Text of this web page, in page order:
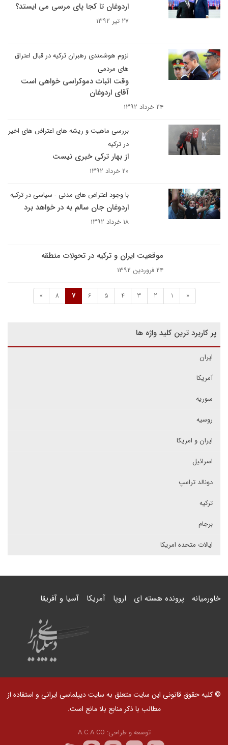
اردوغان تا کجا پای مرسی می ایستد؟
۲۷ تیر ۱۳۹۲
لزوم هوشمندی رهبران ترکیه در قبال اعتراق
های مردمی
وقت اثبات دموکراسی خواهی است
آقای اردوغان
۲۴ خرداد ۱۳۹۲
بررسی ماهیت و ریشه های اعتراض های اخیر
در ترکیه
از بهار ترکی خبری نیست
۲۰ خرداد ۱۳۹۲
با وجود اعتراض های مدنی - سیاسی در ترکیه
اردوغان جان سالم به در خواهد برد
۱۸ خرداد ۱۳۹۲
موقعیت ایران و ترکیه در تحولات منطقه
۲۴ فروردین ۱۳۹۲
«
1
2
3
4
5
6
7
8
»
پر کاربرد ترین کلید واژه ها
ایران
آمریکا
سوریه
روسیه
ایران و امریکا
اسرائیل
دونالد ترامپ
ترکیه
برجام
ایالات متحده امریکا
خاورمیانه پرونده هسته ای اروپا آمریکا آسیا و آفریقا
© کلیه حقوق قانونی این سایت متعلق به سایت دیپلماسی ایرانی و استفاده از
مطالب با ذکر منابع بلا مانع است.
توسعه و طراحی: A.C.A CO